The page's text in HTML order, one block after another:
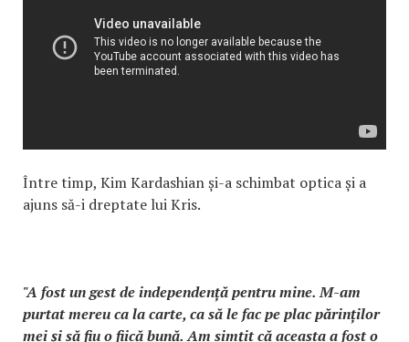
Între timp, Kim Kardashian și-a schimbat optica și a
ajuns să-i dreptate lui Kris.
"A fost un gest de independență pentru mine. M-am
purtat mereu ca la carte, ca să le fac pe plac părinților
mei și să fiu o fiică bună. Am simțit că aceasta a fost o